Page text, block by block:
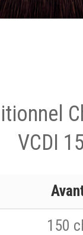
VCDI
150